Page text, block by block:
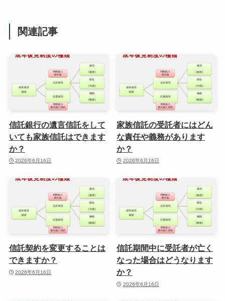
関連記事
信託銀行の遺言信託をして
いても家族信託はできます
か？
2026年6月16日
家族信託の受託者にはどん
な責任や義務があります
か？
2026年6月16日
信託契約を変更することは
できますか？
2026年6月16日
信託期間中に受託者が亡く
なった場合はどうなります
か？
2026年6月16日